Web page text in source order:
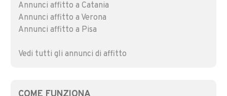
Annunci affitto a Catania
Annunci affitto a Verona
Annunci affitto a Pisa
Vedi tutti gli annunci di affitto